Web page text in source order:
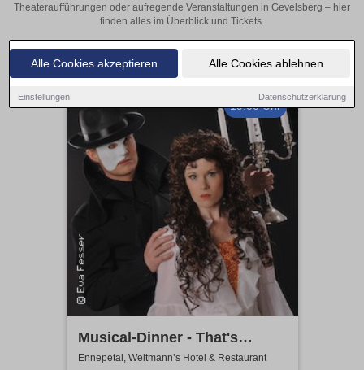
Alle Cookies akzeptieren Alle Cookies ablehnen
Einstellungen Datenschutzerklärung
Theateraufführungen oder aufregende Veranstaltungen in Gevelsberg – hier
finden alles im Überblick und Tickets.
19:00 Uhr
Musical-Dinner - That's
Entertainment
Ennepetal, Weltmann’s Hotel & Restaurant